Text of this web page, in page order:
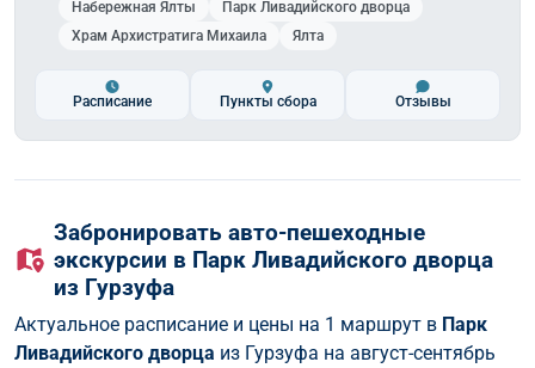
Набережная Ялты
Парк Ливадийского дворца
Храм Архистратига Михаила
Ялта
Расписание Пункты сбора Отзывы
Забронировать авто-пешеходные
экскурсии в Парк Ливадийского дворца
из Гурзуфа
Актуальное расписание и цены на 1 маршрут в Парк
Ливадийского дворца из Гурзуфа на август-сентябрь